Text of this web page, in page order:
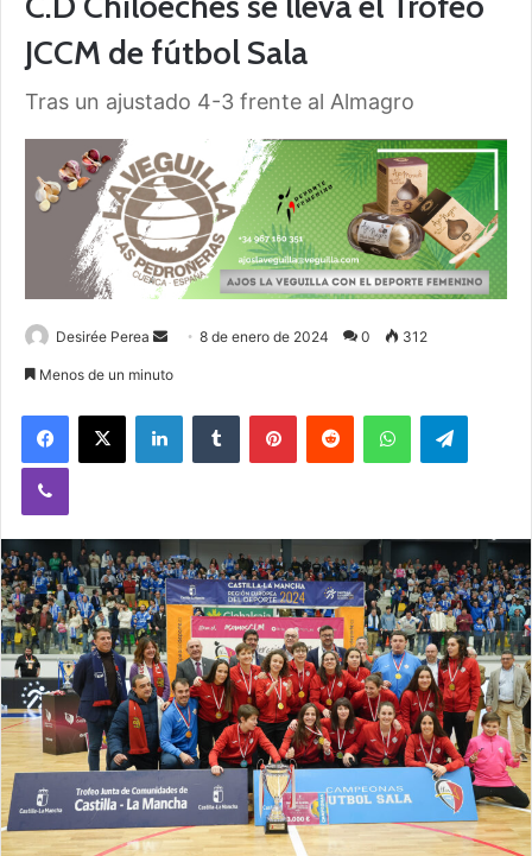
JCCM de fútbol Sala
Tras un ajustado 4-3 frente al Almagro
Desirée Perea
m
a
i
8 de enero de 2024 0 312
Menos de un minuto